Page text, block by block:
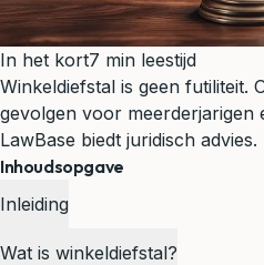
In het kort7 min leestijd
Winkeldiefstal is geen futiliteit.
gevolgen voor meerderjarigen
LawBase biedt juridisch advies.
Inhoudsopgave
Inleiding
Wat is winkeldiefstal?